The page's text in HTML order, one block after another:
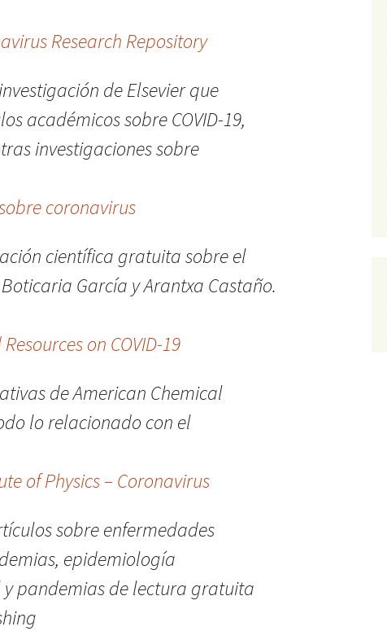
Research Repository
de Elsevier que
académicos sobre COVID-19,
investigaciones sobre
coronavirus
científica gratuita sobre el
García y Arantxa Castaño.
on COVID-19
de American Chemical
lo relacionado con el
of Physics – Coronavirus
sobre enfermedades
epidemiología
pandemias de lectura gratuita